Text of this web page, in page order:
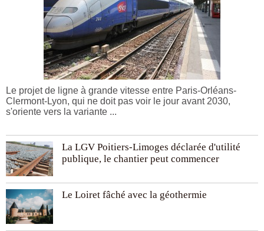
Le projet de ligne à grande vitesse entre Paris-Orléans-
Clermont-Lyon, qui ne doit pas voir le jour avant 2030,
s'oriente vers la variante ...
La LGV Poitiers-Limoges déclarée d'utilité
publique, le chantier peut commencer
Le Loiret fâché avec la géothermie